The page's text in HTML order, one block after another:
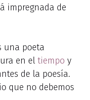
impregnada de
una poeta
en el tiempo y
de la poesía.
que no debemos